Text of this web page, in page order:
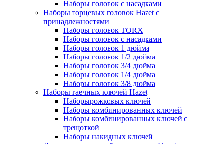
Наборы головок с насадками
Наборы торцевых головок Hazet с
принадлежностями
Наборы головок TORX
Наборы головок с насадками
Наборы головок 1 дюйма
Наборы головок 1/2 дюйма
Наборы головок 3/4 дюйма
Наборы головок 1/4 дюйма
Наборы головок 3/8 дюйма
Наборы гаечных ключей Hazet
Наборырожковых ключей
Наборы комбинированных ключей
Наборы комбинированных ключей с
трещоткой
Наборы накидных ключей